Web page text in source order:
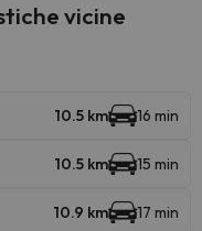
vicine
10.5 km 16 min
10.5 km 15 min
10.9 km 17 min